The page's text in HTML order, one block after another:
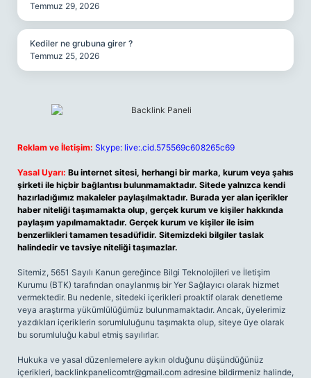
Temmuz 29, 2026
Kediler ne grubuna girer ?
Temmuz 25, 2026
Reklam ve İletişim: Skype: live:.cid.575569c608265c69
Yasal Uyarı: Bu internet sitesi, herhangi bir marka, kurum veya şahıs
şirketi ile hiçbir bağlantısı bulunmamaktadır. Sitede yalnızca kendi
hazırladığımız makaleler paylaşılmaktadır. Burada yer alan içerikler
haber niteliği taşımamakta olup, gerçek kurum ve kişiler hakkında
paylaşım yapılmamaktadır. Gerçek kurum ve kişiler ile isim
benzerlikleri tamamen tesadüfidir. Sitemizdeki bilgiler taslak
halindedir ve tavsiye niteliği taşımazlar.
Sitemiz, 5651 Sayılı Kanun gereğince Bilgi Teknolojileri ve İletişim
Kurumu (BTK) tarafından onaylanmış bir Yer Sağlayıcı olarak hizmet
vermektedir. Bu nedenle, sitedeki içerikleri proaktif olarak denetleme
veya araştırma yükümlülüğümüz bulunmamaktadır. Ancak, üyelerimiz
yazdıkları içeriklerin sorumluluğunu taşımakta olup, siteye üye olarak
bu sorumluluğu kabul etmiş sayılırlar.
Hukuka ve yasal düzenlemelere aykırı olduğunu düşündüğünüz
içerikleri, backlinkpanelicomtr@gmail.com adresine bildirmeniz halinde,